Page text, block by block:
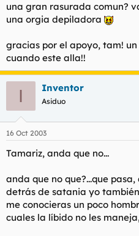
una gran rasurada comun?
una orgia depiladora
gracias por el apoyo, tam!
cuando este alla!!
I Inventor
Asiduo
16 Oct 2003
Tamariz, anda que no...
anda que no que?...que
detrás de satania yo
me conocieras un poco
cuales la líbido no les